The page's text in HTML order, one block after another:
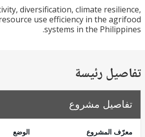
diversification, climate
resource use efficiency in the
systems in the
رئيسة
مشروع
المشروع